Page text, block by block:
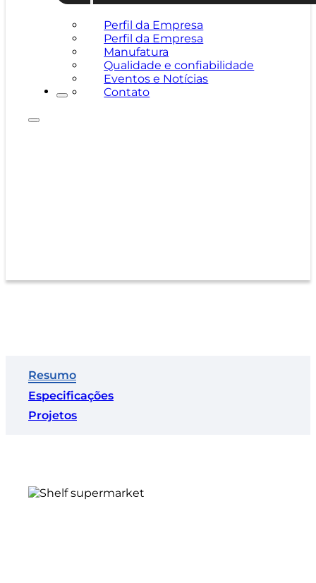
Perfil da Empresa
Perfil da Empresa
Manufatura
Qualidade e confiabilidade
Eventos e Notícias
Contato
Resumo
Especificações
Projetos